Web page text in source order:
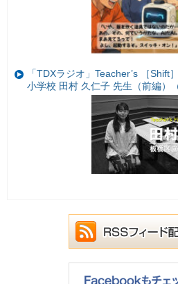
「TDXラジオ」Teacher’s ［
小学校 田村 久仁子 先生（前編）